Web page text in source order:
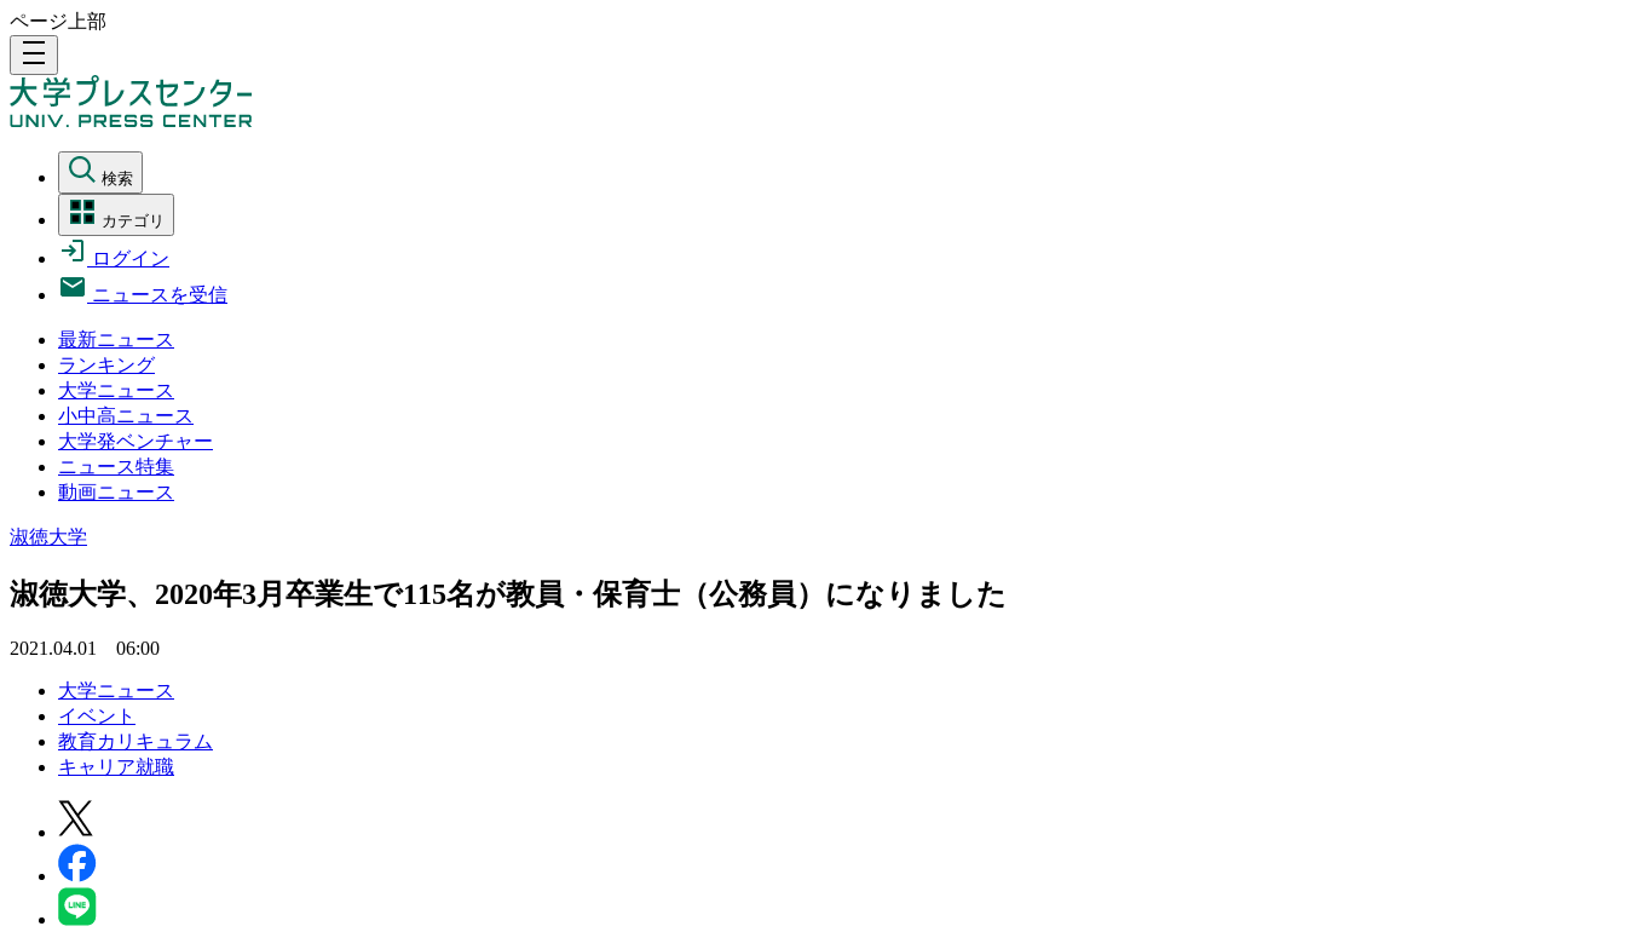
ページ上部
density_medium
検索
カテゴリ
ログイン
ニュースを受信
最新ニュース
ランキング
大学ニュース
小中高ニュース
大学発ベンチャー
ニュース特集
動画ニュース
淑徳大学
淑徳大学、2020年3月卒業生で115名が教員・保育士（公務員）になりました
2021.04.01 06:00
大学ニュース
イベント
教育カリキュラム
キャリア就職